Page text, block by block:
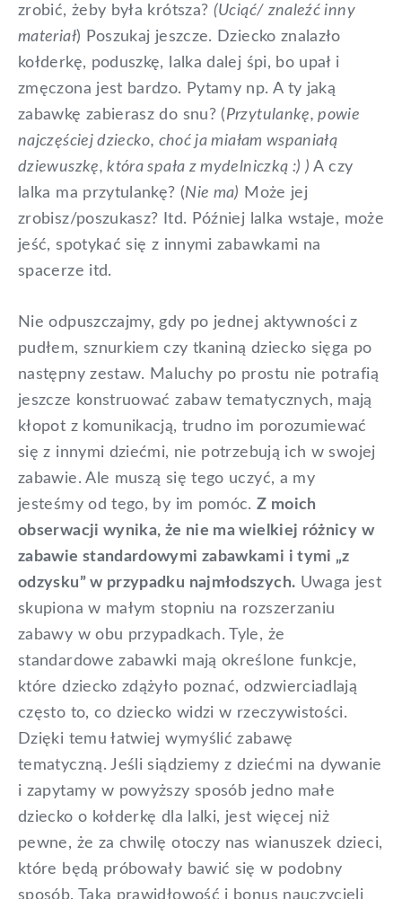
zrobić, żeby była krótsza? (Uciąć/ znaleźć inny
materiał) Poszukaj jeszcze. Dziecko znalazło
kołderkę, poduszkę, lalka dalej śpi, bo upał i
zmęczona jest bardzo. Pytamy np. A ty jaką
zabawkę zabierasz do snu? (Przytulankę, powie
najczęściej dziecko, choć ja miałam wspaniałą
dziewuszkę, która spała z mydelniczką :) ) A czy
lalka ma przytulankę? (Nie ma) Może jej
zrobisz/poszukasz? Itd. Później lalka wstaje, może
jeść, spotykać się z innymi zabawkami na
spacerze itd.
Nie odpuszczajmy, gdy po jednej aktywności z
pudłem, sznurkiem czy tkaniną dziecko sięga po
następny zestaw. Maluchy po prostu nie potrafią
jeszcze konstruować zabaw tematycznych, mają
kłopot z komunikacją, trudno im porozumiewać
się z innymi dziećmi, nie potrzebują ich w swojej
zabawie. Ale muszą się tego uczyć, a my
jesteśmy od tego, by im pomóc.Z moich
obserwacji wynika, że nie ma wielkiej różnicy w
zabawie standardowymi zabawkami i tymi „z
odzysku” w przypadku najmłodszych. Uwaga jest
skupiona w małym stopniu na rozszerzaniu
zabawy w obu przypadkach. Tyle, że
standardowe zabawki mają określone funkcje,
które dziecko zdążyło poznać, odzwierciadlają
często to, co dziecko widzi w rzeczywistości.
Dzięki temu łatwiej wymyślić zabawę
tematyczną. Jeśli siądziemy z dziećmi na dywanie
i zapytamy w powyższy sposób jedno małe
dziecko o kołderkę dla lalki, jest więcej niż
pewne, że za chwilę otoczy nas wianuszek dzieci,
które będą próbowały bawić się w podobny
sposób. Taka prawidłowość i bonus nauczycieli